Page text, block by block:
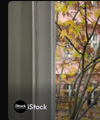
iStock